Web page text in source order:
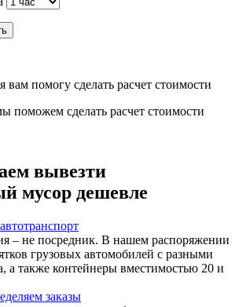
вам помогу сделать расчет стоимости
поможем сделать расчет стоимости
вывезти
мусор дешевле
– не посредник. В нашем распоряжении
грузовых автомобилей с разными
а также контейнеры вместимостью 20 и
заказы